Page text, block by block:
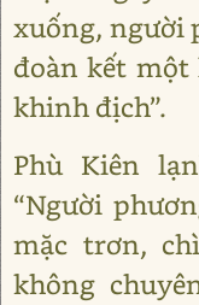
xuống, người
đoàn kết một
khinh địch”.
Phù Kiên
“Người
mặc trơn,
không